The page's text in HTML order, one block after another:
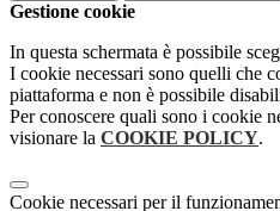
Gestione cookie
In questa schermata è possibile
I cookie necessari sono quelli che
piattaforma e non è possibile
Per conoscere quali sono i cookie
visionare la COOKIE POLICY.
Cookie necessari per il